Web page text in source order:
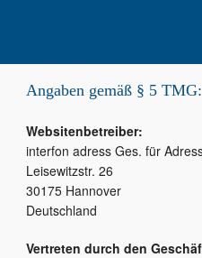
Angaben gemäß § 5 TMG:
Websitenbetreiber:
interfon adress Ges. für
Leisewitzstr. 26
30175 Hannover
Deutschland
Vertreten durch den